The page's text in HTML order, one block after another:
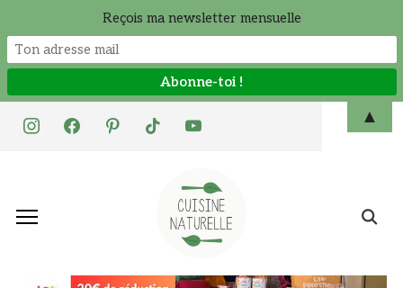
instagramfacebookpinteresttiktok youtube
Search
Reçois ma newsletter mensuelle
▲